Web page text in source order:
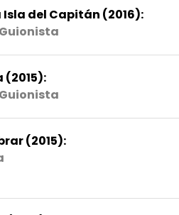
Isla del Capitán (2016):
(2015):
(2015):